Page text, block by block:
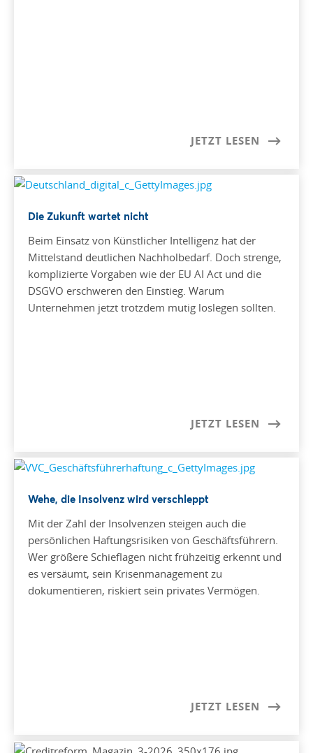
JETZT LESEN
Die Zukunft wartet nicht
Beim Einsatz von Künstlicher Intelligenz hat der
Mittelstand deutlichen Nachholbedarf. Doch strenge,
komplizierte Vorgaben wie der EU AI Act und die
DSGVO erschweren den Einstieg. Warum
Unternehmen jetzt trotzdem mutig loslegen sollten.
JETZT LESEN
Wehe, die Insolvenz wird verschleppt
Mit der Zahl der Insolvenzen steigen auch die
persönlichen Haftungsrisiken von Geschäftsführern.
Wer größere Schieflagen nicht frühzeitig erkennt und
es versäumt, sein Krisenmanagement zu
dokumentieren, riskiert sein privates Vermögen.
JETZT LESEN